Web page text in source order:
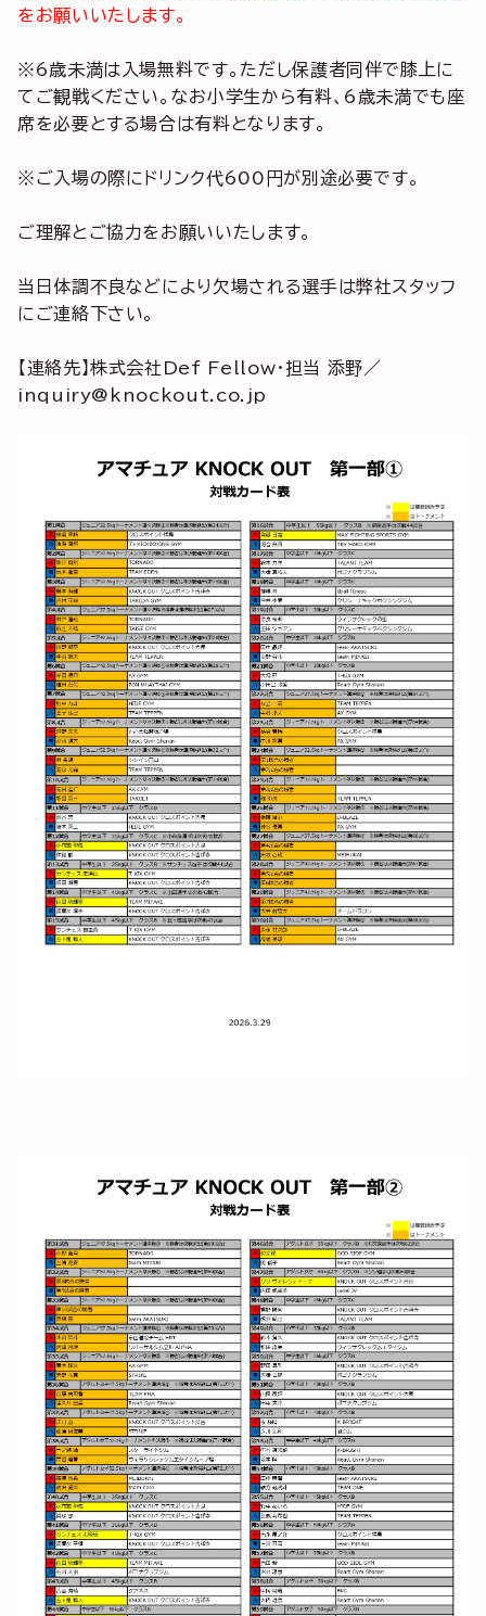
をお願いいたします。
※6歳未満は入場無料です。ただし保護者同伴で膝上に
てご観戦ください。なお小学生から有料、6歳未満でも座
席を必要とする場合は有料となります。
※ご入場の際にドリンク代600円が別途必要です。
ご理解とご協力をお願いいたします。
当日体調不良などにより欠場される選手は弊社スタッフ
にご連絡下さい。
【連絡先】株式会社Def Fellow・担当 添野／
inquiry@knockout.co.jp